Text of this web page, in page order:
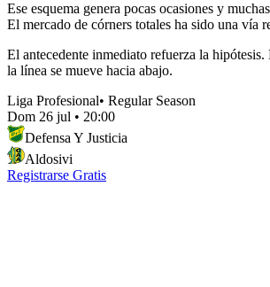
Ese esquema genera pocas ocasiones y
El mercado de córners totales ha sido una vía
El antecedente inmediato refuerza la
la línea se mueve hacia abajo.
Liga Profesional• Regular Season
Dom 26 jul • 20:00
Defensa Y Justicia
Aldosivi
Registrarse Gratis